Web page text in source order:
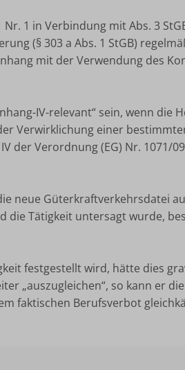
1 in Verbindung mit Abs. 3
(§ 303 a Abs. 1 StGB)
mit der Verwendung des
IV-relevant“ sein, wenn die
Verwirklichung einer
der Verordnung (EG) Nr. 1071/
neue Güterkraftverkehrsdatei
die Tätigkeit untersagt wurde,
festgestellt wird, hätte dies
„auszugleichen“, so kann er
faktischen Berufsverbot